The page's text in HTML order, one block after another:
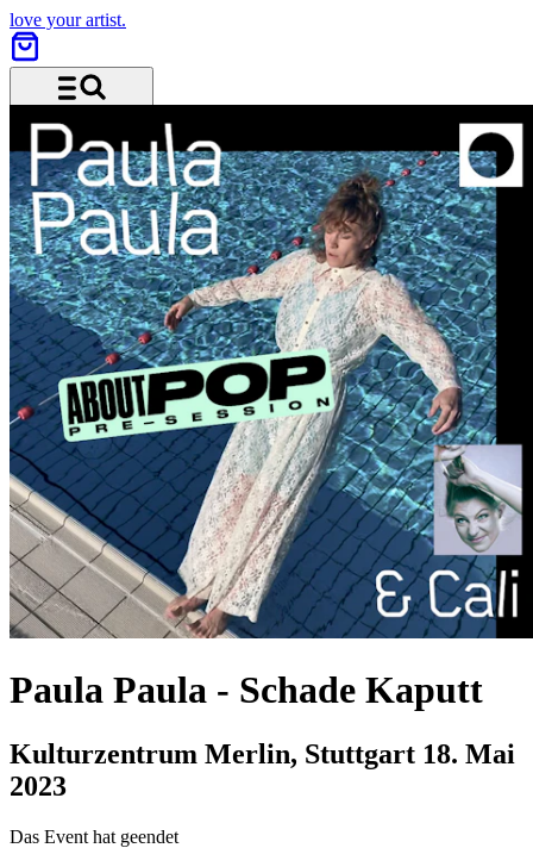
love your artist.
Menü und Suche
Paula Paula - Schade Kaputt
Kulturzentrum Merlin, Stuttgart 18. Mai
2023
Das Event hat geendet